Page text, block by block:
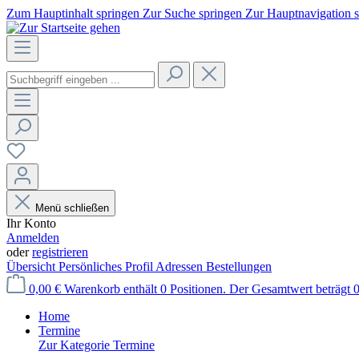
Zum Hauptinhalt springen Zur Suche springen Zur Hauptnavigation
Menü schließen
Ihr Konto
Anmelden
oderregistrieren
Übersicht Persönliches Profil Adressen Bestellungen
0,00 € Warenkorb enthält 0 Positionen. Der Gesamtwert beträgt
Home
Termine
Zur Kategorie Termine